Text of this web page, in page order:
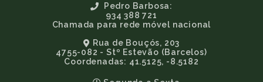
Pedro Barbosa:
934 388 721
Chamada para rede móvel nacional
Rua de Bouçós, 203
4755-082 - Stº Estevão (Barcelos)
Coordenadas: 41.5125, -8.5182